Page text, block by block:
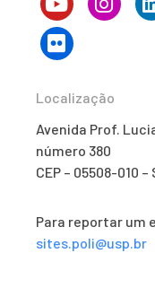
Localização
Avenida Prof.
número 380
CEP – 05508-010 –
Para reportar um
sites.poli@usp.br